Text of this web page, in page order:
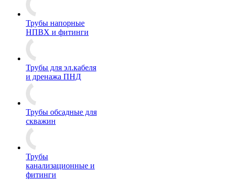
Трубы напорные
НПВХ и фитинги
Трубы для эл.кабеля
и дренажа ПНД
Трубы обсадные для
скважин
Трубы
канализационные и
фитинги